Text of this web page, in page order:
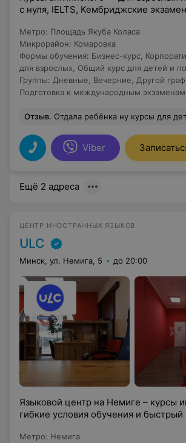
с нуля, IELTS, Кембриджские
Метро: Площадь Якуба Коласа
Микрорайон: Комаровка
Формы обучения: Бизнес-курс
для взрослых
Общий курс для детей и
Группы: Дневные Вечерние
Другой
Подготовка к международным экзаменам
Отзыв. Отдала ребёнка ну курсы для детей. С начала посещения прошло пол года.
Viber
Ещё 2 адреса
ЦЕНТР ИНОСТРАННЫХ ЯЗЫКОВ
ULC
Минск, ул. Немига, 5 до 20:00
Языковой центр на Немиге – курсы
гибкие условия обучения и быстрый
Метро: Немига